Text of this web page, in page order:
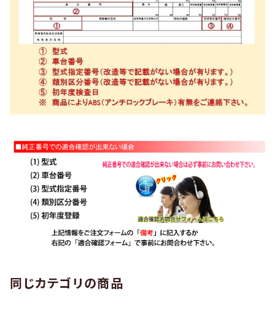
同じカテゴリの商品